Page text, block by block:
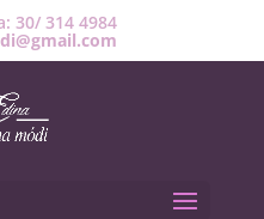
30/ 314 4984